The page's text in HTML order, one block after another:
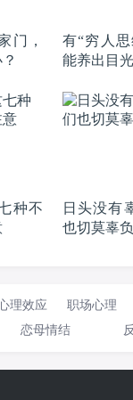
门，
有“穷人
能养出目
种不
日头没有
也切莫辜
理效应 职场心理
恋母情结